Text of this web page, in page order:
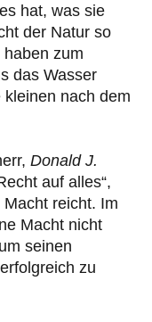
hat, was sie
der Natur so
zum
das Wasser
nach dem
Donald J.
auf alles“,
reicht. Im
Macht nicht
seinen
zu